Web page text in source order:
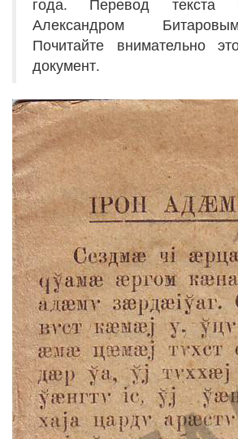
Александром
Почитайте внимательно
документ.